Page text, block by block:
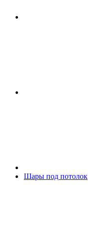
Шары под потолок